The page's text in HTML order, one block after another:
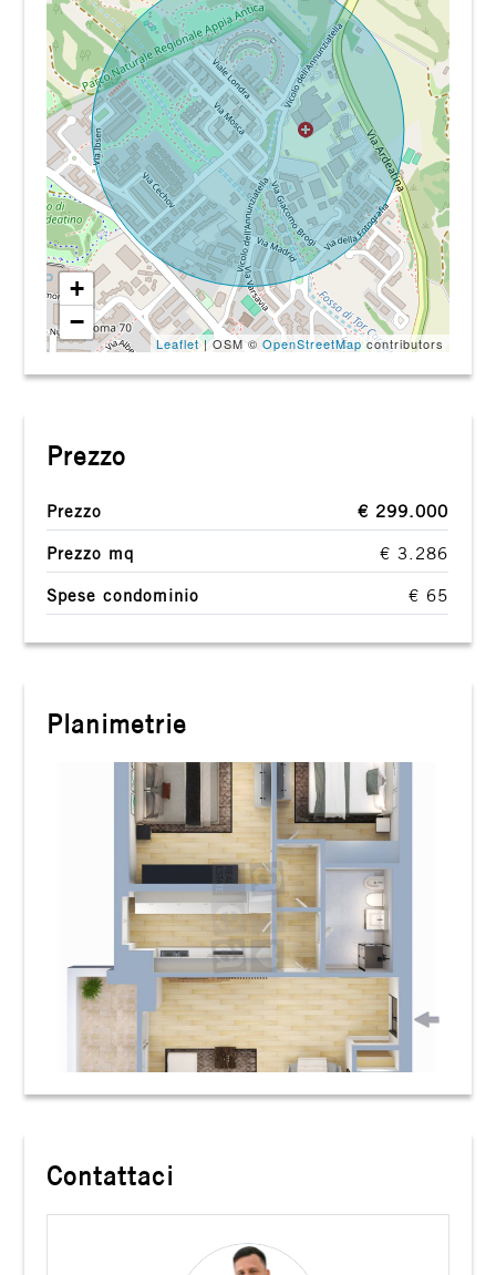
+
−
Leaflet| OSM © OpenStreetMapcontributors
Prezzo
Prezzo
€ 299.000
Prezzo mq
€ 3.286
Spese condominio
€ 65
Planimetrie
Contattaci